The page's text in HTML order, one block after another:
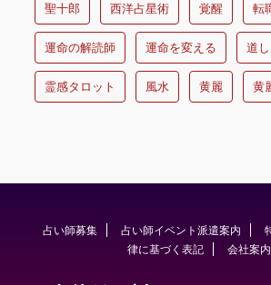
聖十郎 西洋占星術 覚醒 転
運命の解読師 運命を変える 道
霊感タロット 風水 黄麗 黄
占い師募集 占い師イベント派遣案内
律に基づく表記
会社案内